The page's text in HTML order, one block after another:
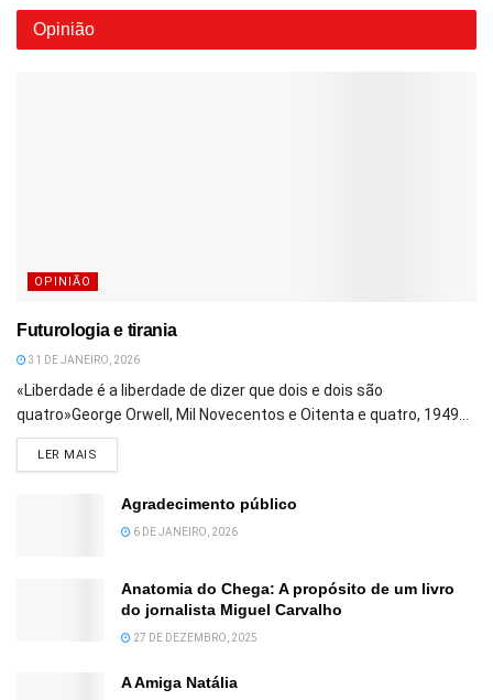
Opinião
OPINIÃO
Futurologia e tirania
31 DE JANEIRO, 2026
«Liberdade é a liberdade de dizer que dois e dois são
quatro»George Orwell, Mil Novecentos e Oitenta e quatro, 1949...
LER MAIS
Agradecimento público
6 DE JANEIRO, 2026
Anatomia do Chega: A propósito de um livro
do jornalista Miguel Carvalho
27 DE DEZEMBRO, 2025
A Amiga Natália